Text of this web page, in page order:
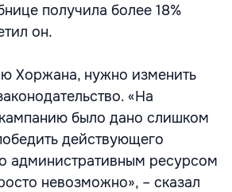
получила более 18%
он.
Хоржана, нужно изменить
«На
было дано слишком
действующего
административным ресурсом
невозможно», – сказал